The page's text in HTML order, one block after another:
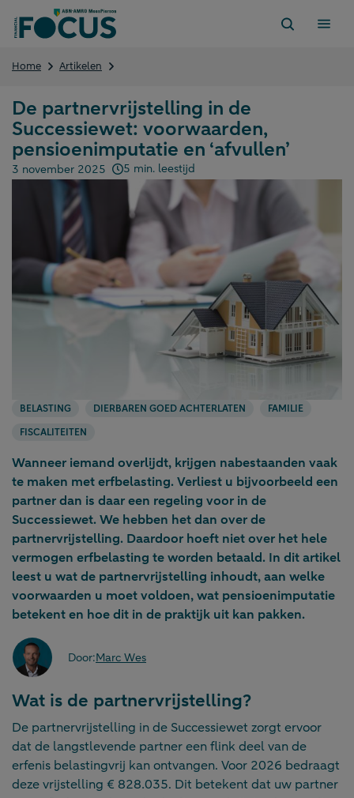
naar
Home Artikelen
de
Successiewet:
voorwaarden,
pensioenimputatie
en
‘afvullen’
De partnervrijstelling in de
Successiewet: voorwaarden,
pensioenimputatie en ‘afvullen’
Gepubliceerd op:
3 november 2025 5 min. leestijd
BELASTING DIERBAREN GOED ACHTERLATEN
FAMILIE
FISCALITEITEN
Wanneer iemand overlijdt, krijgen nabestaanden vaak
te maken met erfbelasting. Verliest u bijvoorbeeld een
partner dan is daar een regeling voor in de
Successiewet. We hebben het dan over de
partnervrijstelling. Daardoor hoeft niet over het hele
vermogen erfbelasting te worden betaald. In dit artikel
leest u wat de partnervrijstelling inhoudt, aan welke
voorwaarden u moet voldoen, wat pensioenimputatie
betekent en hoe dit in de praktijk uit kan pakken.
Door:Marc Wes
Wat is de partnervrijstelling?
De partnervrijstelling in de Successiewet zorgt ervoor
dat de langstlevende partner een flink deel van de
erfenis belastingvrij kan ontvangen. Voor 2026 bedraagt
deze vrijstelling € 828.035. Dit betekent dat uw partner